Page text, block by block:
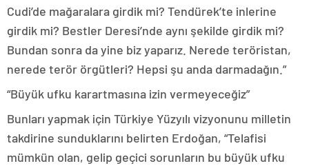
Cudi’de mağaralara girdik mi? Tendürek’te inlerine
girdik mi? Bestler Deresi’nde aynı şekilde girdik mi?
Bundan sonra da yine biz yaparız. Nerede teröristan,
nerede terör örgütleri? Hepsi şu anda darmadağın.”
“Büyük ufku karartmasına izin vermeyeceğiz”
Bunları yapmak için Türkiye Yüzyılı vizyonunu milletin
takdirine sunduklarını belirten Erdoğan, “Telafisi
mümkün olan, gelip geçici sorunların bu büyük ufku